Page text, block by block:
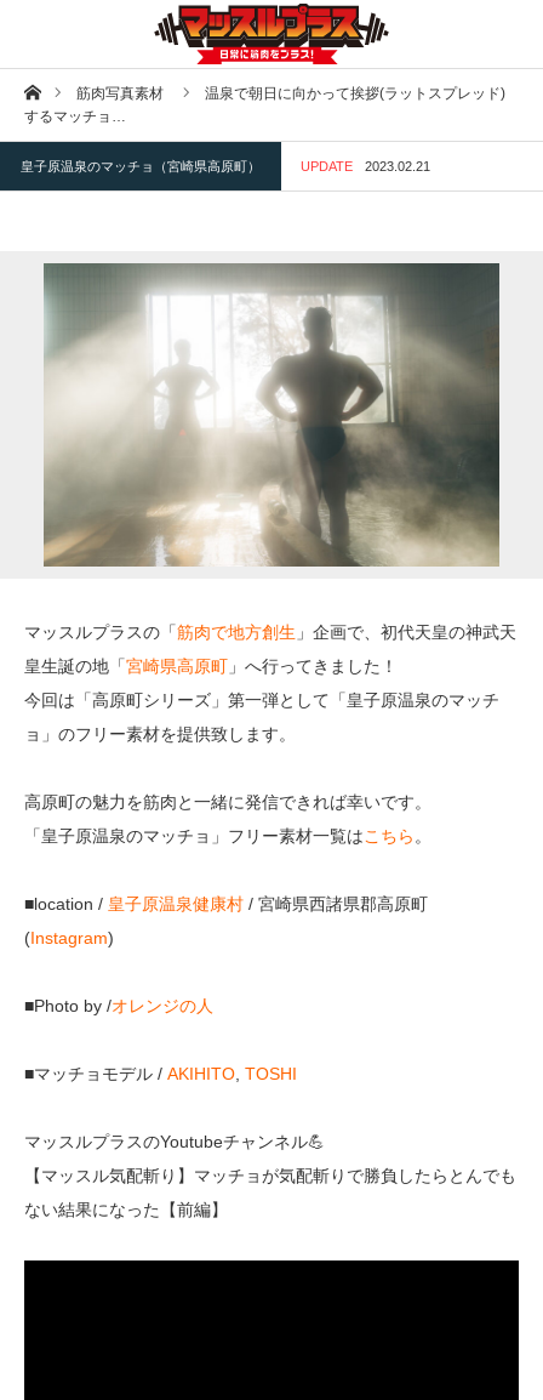
ホーム筋肉写真素材
温泉で朝日に向かって挨拶(ラットスプレッド)
するマッチョ…
皇子原温泉のマッチョ（宮崎県高原町） UPDATE 2023.02.21
マッスルプラスの「筋肉で地方創生 」企画で、初代天皇の神武天
皇生誕の地「宮崎県高原町 」へ行ってきました！
今回は「高原町シリーズ」第一弾として「皇子原温泉のマッチ
ョ」のフリー素材を提供致します。
高原町の魅力を筋肉と一緒に発信できれば幸いです。
「皇子原温泉のマッチョ」フリー素材一覧はこちら 。
■location / 皇子原温泉健康村 / 宮崎県西諸県郡高原町
(Instagram)
■Photo by /オレンジの人
■マッチョモデル / AKIHITO TOSHI
マッスルプラスのYoutubeチャンネル💪
【マッスル気配斬り】マッチョが気配斬りで勝負したらとんでも
ない結果になった【前編】